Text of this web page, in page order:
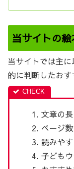
当サイトの
当サイトでは主
的に判断したおす
文章の
ページ
読みや
子ども